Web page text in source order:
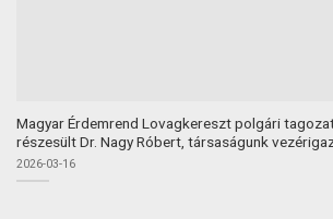
Magyar Érdemrend Lovagkereszt polgári
részesült Dr. Nagy Róbert, társaságunk
2026-03-16